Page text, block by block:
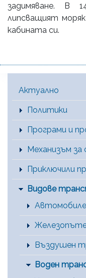
задимяване. В
липсващият
кабината си.
Main Menu
Актуално
Политики
Програми и
Механизъм за
Приключили
Видове
Въздушен
Воден